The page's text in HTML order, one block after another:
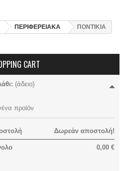
ΠΕΡΙΦΕΡΕΙΑΚΑ ΠΟΝΤΙΚΙΑ
CART
(άδειο)
προϊόν
Δωρεάν αποστολή!
0,00 €